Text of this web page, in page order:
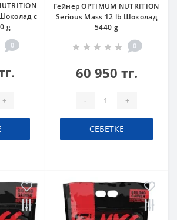
с
g
0
+
Гейнер OPTIMUM NUTRITION
Serious Mass 12 lb Шоколад
5440 g
0
60 950 тг.
- +
СЕБЕТКЕ